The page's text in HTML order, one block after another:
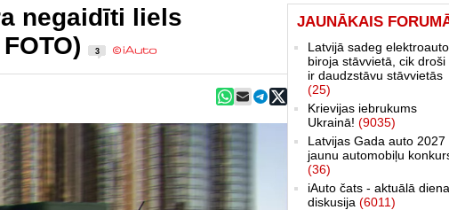
negaidīti liels
3
JAUNĀKAIS
Latvijā sadeg elektroauto
biroja stāvvietā, cik droši
ir daudzstāvu stāvvietās
(25)
Krievijas iebrukums
Ukrainā! (9035)
Latvijas Gada auto 2027
jaunu automobiļu
(36)
iAuto čats - aktuālā
diskusija (6011)